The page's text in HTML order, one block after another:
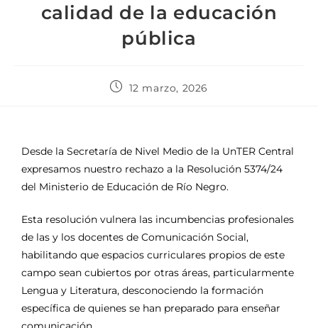
calidad de la educación
pública
12 marzo, 2026
Desde la Secretaría de Nivel Medio de la UnTER Central
expresamos nuestro rechazo a la Resolución 5374/24
del Ministerio de Educación de Río Negro.
Esta resolución vulnera las incumbencias profesionales
de las y los docentes de Comunicación Social,
habilitando que espacios curriculares propios de este
campo sean cubiertos por otras áreas, particularmente
Lengua y Literatura, desconociendo la formación
específica de quienes se han preparado para enseñar